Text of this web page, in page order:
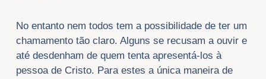
No entanto nem todos tem a possibilidade de ter um
chamamento tão claro. Alguns se recusam a ouvir e
até desdenham de quem tenta apresentá-los à
pessoa de Cristo. Para estes a única maneira de